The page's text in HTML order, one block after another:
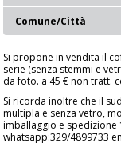
Comune/Città
Si propone in vendita il
serie (senza stemmi e
da foto. a 45 € non tratt.
Si ricorda inoltre che il
multipla e senza vetro,
imballaggio e spedizione
whatsapp:329/4899733